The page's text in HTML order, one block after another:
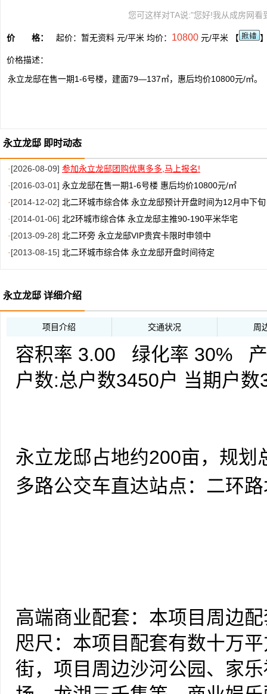
您可这样对TA说:"您好!我从成房网看
价 格： 起价：暂无资料 元/平米 均价： 10800 元/平米 【
价格描述：
永立龙邸在售一期1-6号楼，建面79—137㎡，惠后均价10800元/㎡。
永立龙邸 即时动态
·[2026-08-09] 参加永立龙邸团购优惠多多,马上报名!
·[2016-03-01] 永立龙邸在售一期1-6号楼 惠后均价10800元/㎡
·[2014-12-02] 北二环城市综合体 永立龙邸预计开盘时间为12月中下旬
·[2014-01-06] 北2环城市综合体 永立龙邸主推90-190平米华宅
·[2013-09-28] 北二环旁 永立龙邸VIP贵宾卡限时申领中
·[2013-08-15] 北二环城市综合体 永立龙邸开盘时间待定
永立龙邸 详细介绍
项目介绍 交通状况 周
容积率 3.00 绿化率 30%
户数:总户数3450户 当期户数
永立龙邸占地约200亩，规
级购物中心、15万平米甲级
电梯公寓，建筑立面是超现
立面，建成之后必将成为本
项目面积区间为：86-200平
王：奢居四室两厅三卫（带
多路公交车直达站点：二环
高端商业配套：本项目周边
咫尺：本项目配套有数十万
街，项目周边沙河公园、家